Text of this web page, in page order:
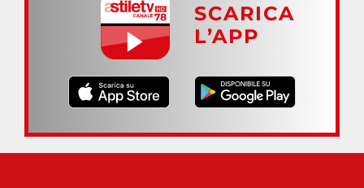
SCARICA
L’APP